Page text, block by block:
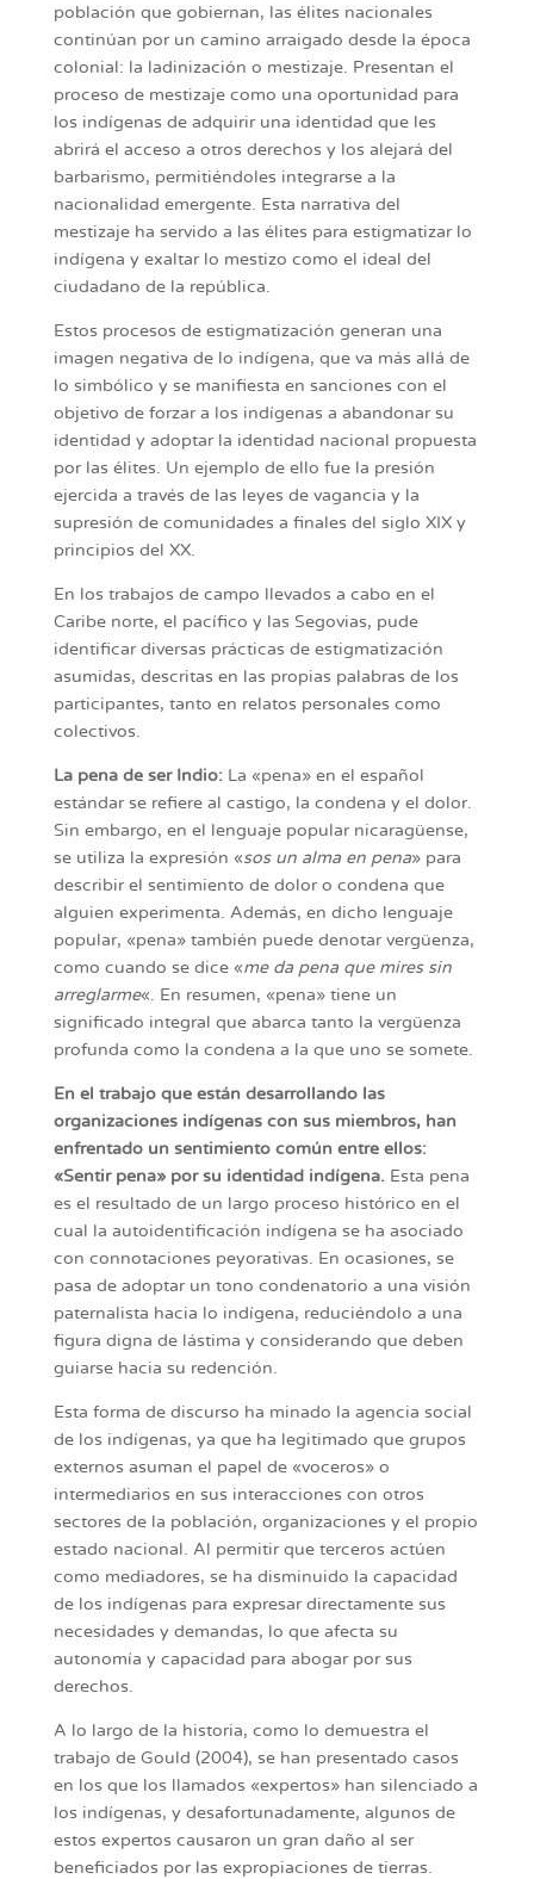
población que gobiernan, las élites nacionales
continúan por un camino arraigado desde la época
colonial: la ladinización o mestizaje. Presentan el
proceso de mestizaje como una oportunidad para
los indígenas de adquirir una identidad que les
abrirá el acceso a otros derechos y los alejará del
barbarismo, permitiéndoles integrarse a la
nacionalidad emergente. Esta narrativa del
mestizaje ha servido a las élites para estigmatizar lo
indígena y exaltar lo mestizo como el ideal del
ciudadano de la república.
Estos procesos de estigmatización generan una
imagen negativa de lo indígena, que va más allá de
lo simbólico y se manifiesta en sanciones con el
objetivo de forzar a los indígenas a abandonar su
identidad y adoptar la identidad nacional propuesta
por las élites. Un ejemplo de ello fue la presión
ejercida a través de las leyes de vagancia y la
supresión de comunidades a finales del siglo XIX y
principios del XX.
En los trabajos de campo llevados a cabo en el
Caribe norte, el pacífico y las Segovias, pude
identificar diversas prácticas de estigmatización
asumidas, descritas en las propias palabras de los
participantes, tanto en relatos personales como
colectivos.
La pena de ser Indio: La «pena» en el español
estándar se refiere al castigo, la condena y el dolor.
Sin embargo, en el lenguaje popular nicaragüense,
se utiliza la expresión «sos un alma en pena» para
describir el sentimiento de dolor o condena que
alguien experimenta. Además, en dicho lenguaje
popular, «pena» también puede denotar vergüenza,
como cuando se dice «me da pena que mires sin
arreglarme«. En resumen, «pena» tiene un
significado integral que abarca tanto la vergüenza
profunda como la condena a la que uno se somete.
En el trabajo que están desarrollando las
organizaciones indígenas con sus miembros, han
enfrentado un sentimiento común entre ellos:
«Sentir pena» por su identidad indígena. Esta pena
es el resultado de un largo proceso histórico en el
cual la autoidentificación indígena se ha asociado
con connotaciones peyorativas. En ocasiones, se
pasa de adoptar un tono condenatorio a una visión
paternalista hacia lo indígena, reduciéndolo a una
figura digna de lástima y considerando que deben
guiarse hacia su redención.
Esta forma de discurso ha minado la agencia social
de los indígenas, ya que ha legitimado que grupos
externos asuman el papel de «voceros» o
intermediarios en sus interacciones con otros
sectores de la población, organizaciones y el propio
estado nacional. Al permitir que terceros actúen
como mediadores, se ha disminuido la capacidad
de los indígenas para expresar directamente sus
necesidades y demandas, lo que afecta su
autonomía y capacidad para abogar por sus
derechos.
A lo largo de la historia, como lo demuestra el
trabajo de Gould (2004), se han presentado casos
en los que los llamados «expertos» han silenciado a
los indígenas, y desafortunadamente, algunos de
estos expertos causaron un gran daño al ser
beneficiados por las expropiaciones de tierras.